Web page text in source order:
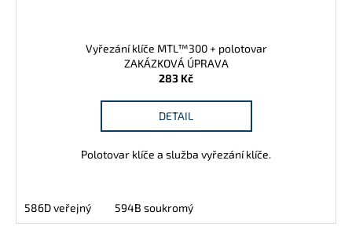
Vyřezání klíče MTL™300 + polotovar
ZAKÁZKOVÁ ÚPRAVA
283 Kč
DETAIL
Polotovar klíče a služba vyřezání klíče.
586D veřejný 594B soukromý